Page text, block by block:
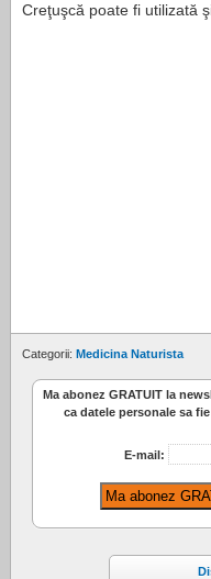
Creţuşcă poate fi utilizată
Categorii: Medicina Naturista
Ma abonez GRATUIT la
ca datele personale sa
E-mail: